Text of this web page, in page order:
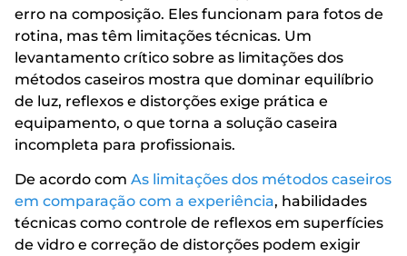
erro na composição. Eles funcionam para fotos de
rotina, mas têm limitações técnicas. Um
levantamento crítico sobre as limitações dos
métodos caseiros mostra que dominar equilíbrio
de luz, reflexos e distorções exige prática e
equipamento, o que torna a solução caseira
incompleta para profissionais.
De acordo com As limitações dos métodos caseiros
em comparação com a experiência, habilidades
técnicas como controle de reflexos em superfícies
de vidro e correção de distorções podem exigir